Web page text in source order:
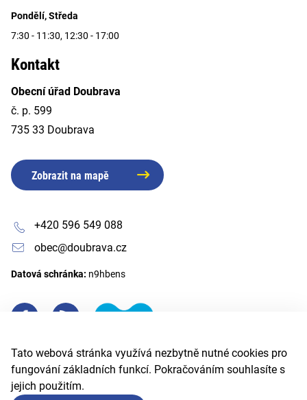
Tato webová stránka využívá nezbytně nutné cookies pro
fungování základních funkcí. Pokračováním souhlasíte s
jejich použitím.
Pondělí, Středa
7:30 - 11:30, 12:30 - 17:00
Kontakt
Obecní úřad Doubrava
č. p. 599
735 33 Doubrava
Zobrazit na mapě
+420 596 549 088
obec@doubrava.cz
Datová schránka: n9hbens